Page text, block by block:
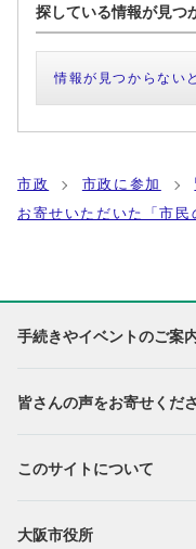
探している情報が見つ
情報が見つからない
市政 市政に参加
お寄せいただいた「市民
手続きやイベントのご案
皆さんの声をお寄せくだ
このサイトについて
大阪市役所